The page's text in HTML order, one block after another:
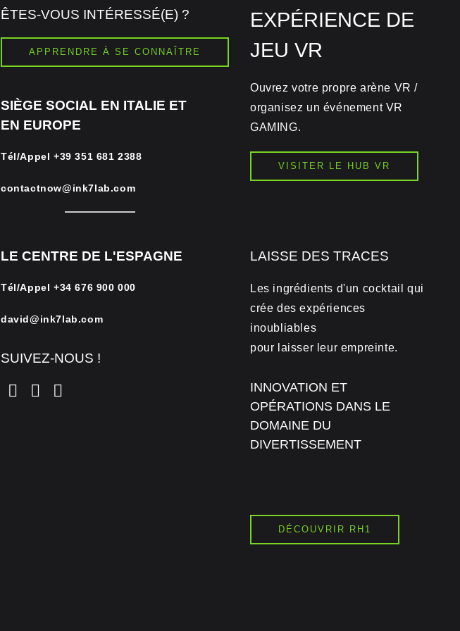
ÊTES-VOUS INTÉRESSÉ(E) ?
APPRENDRE À SE CONNAÎTRE
SIÈGE SOCIAL EN ITALIE ET
EN EUROPE
Tél/Appel +39 351 681 2388
contactnow@ink7lab.com
LE CENTRE DE L'ESPAGNE
Tél/Appel +34 676 900 000
david@ink7lab.com
SUIVEZ-NOUS !
EXPÉRIENCE DE
JEU VR
Ouvrez votre propre arène VR /
organisez un événement VR
GAMING.
VISITER LE HUB VR
LAISSE DES TRACES
Les ingrédients d'un cocktail qui
crée des expériences
inoubliables
pour laisser leur empreinte.
INNOVATION ET
OPÉRATIONS DANS LE
DOMAINE DU
DIVERTISSEMENT
DÉCOUVRIR RH1